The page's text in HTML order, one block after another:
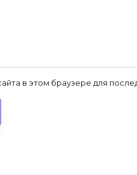
в этом браузере для